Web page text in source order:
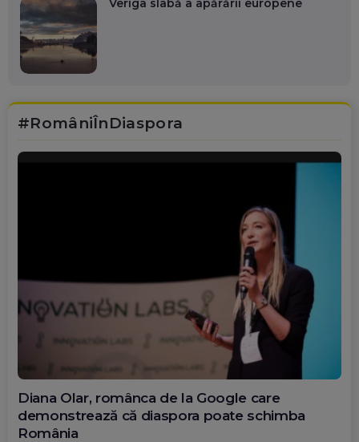
Veriga slabă a apărării europene
#RomâniÎnDiaspora
Diana Olar, românca de la Google care
demonstrează că diaspora poate schimba
România